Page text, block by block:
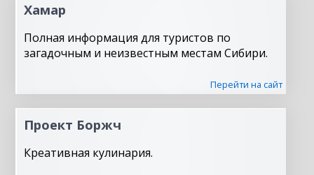
Хамар
Полная информация для туристов по
загадочным и неизвестным местам Сибири.
Перейти на сайт
Проект Боржч
Креативная кулинария.